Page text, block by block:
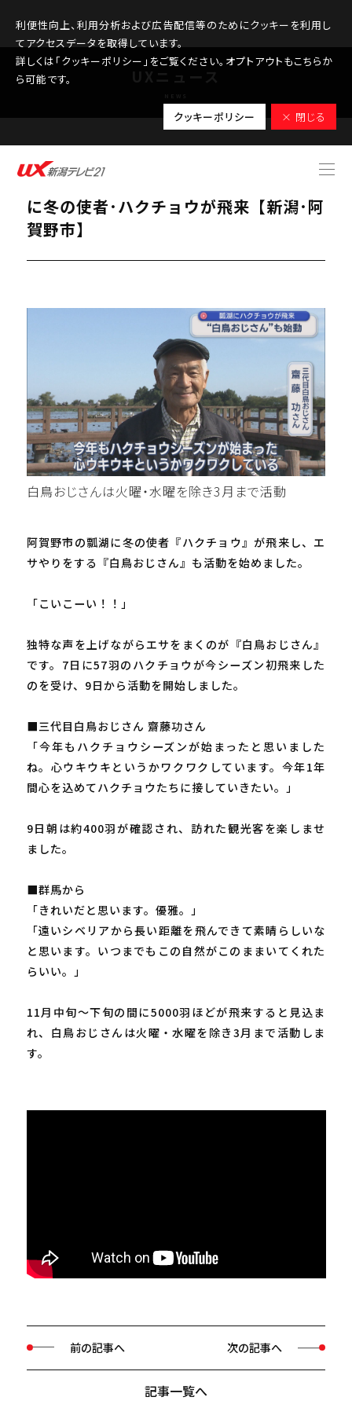
利便性向上、利用分析および広告配信等のためにクッキーを利用し
てアクセスデータを取得しています。
詳しくは「クッキーポリシー」をご覧ください。オプトアウトもこちらか
ら可能です。
クッキーポリシー × 閉じる
2025.10.09
白鳥おじさんも始動「心ウキウキ」瓢湖
に冬の使者･ハクチョウが飛来【新潟･阿
賀野市】
白鳥おじさんは火曜・水曜を除き3月まで活動
阿賀野市の瓢湖に冬の使者『ハクチョウ』が飛来し、エ
サやりをする『白鳥おじさん』も活動を始めました。
「こいこーい！！」
独特な声を上げながらエサをまくのが『白鳥おじさん』
です。7日に57羽のハクチョウが今シーズン初飛来した
のを受け、9日から活動を開始しました。
■三代目白鳥おじさん 齋藤功さん
「今年もハクチョウシーズンが始まったと思いました
ね。心ウキウキというかワクワクしています。今年1年
間心を込めてハクチョウたちに接していきたい。」
9日朝は約400羽が確認され、訪れた観光客を楽しませ
ました。
■群馬から
「きれいだと思います。優雅。」
「遠いシベリアから長い距離を飛んできて素晴らしいな
と思います。いつまでもこの自然がこのままいてくれた
らいい。」
11月中旬～下旬の間に5000羽ほどが飛来すると見込ま
れ、白鳥おじさんは火曜・水曜を除き3月まで活動しま
す。
前の記事へ
記事一覧へ
次の記事へ